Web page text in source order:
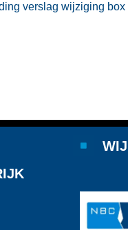
verslag wijziging box